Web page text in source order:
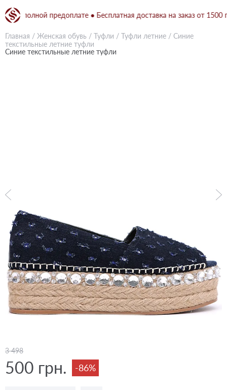
полной предоплате ● Бесплатная доставка на заказ от 1500
Главная / Женская обувь / Туфли / Туфли летние / Синие
текстильные летние туфли
Синие текстильные летние туфли
3 498
500 грн. -86%